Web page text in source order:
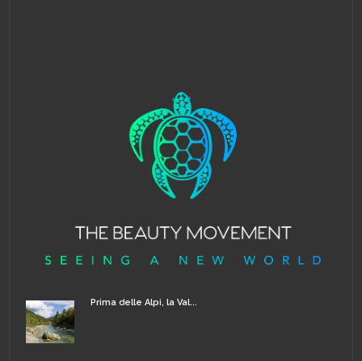
Prima delle Alpi, la Val...